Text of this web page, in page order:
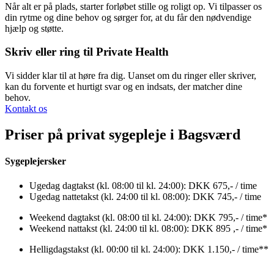
Når alt er på plads, starter forløbet stille og roligt op. Vi tilpasser os
din rytme og dine behov og sørger for, at du får den nødvendige
hjælp og støtte.
Skriv eller ring til Private Health
Vi sidder klar til at høre fra dig. Uanset om du ringer eller skriver,
kan du forvente et hurtigt svar og en indsats, der matcher dine
behov.
Kontakt os
Priser på privat sygepleje i Bagsværd
Sygeplejersker
Ugedag dagtakst (kl. 08:00 til kl. 24:00): DKK 675,- / time
Ugedag nattetakst (kl. 24:00 til kl. 08:00): DKK 745,- / time
Weekend dagtakst (kl. 08:00 til kl. 24:00): DKK 795,- / time*
Weekend nattakst (kl. 24:00 til kl. 08:00): DKK 895 ,- / time*
Helligdagstakst (kl. 00:00 til kl. 24:00): DKK 1.150,- / time**